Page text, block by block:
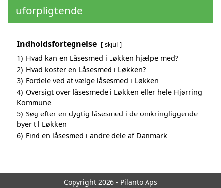
uforpligtende
Indholdsfortegnelse skjul
1) Hvad kan en Låsesmed i Løkken hjælpe med?
2) Hvad koster en Låsesmed i Løkken?
3) Fordele ved at vælge låsesmed i Løkken
4) Oversigt over låsesmede i Løkken eller hele Hjørring
Kommune
5) Søg efter en dygtig låsesmed i de omkringliggende
byer til Løkken
6) Find en låsesmed i andre dele af Danmark
Copyright 2026 - Pilanto Aps